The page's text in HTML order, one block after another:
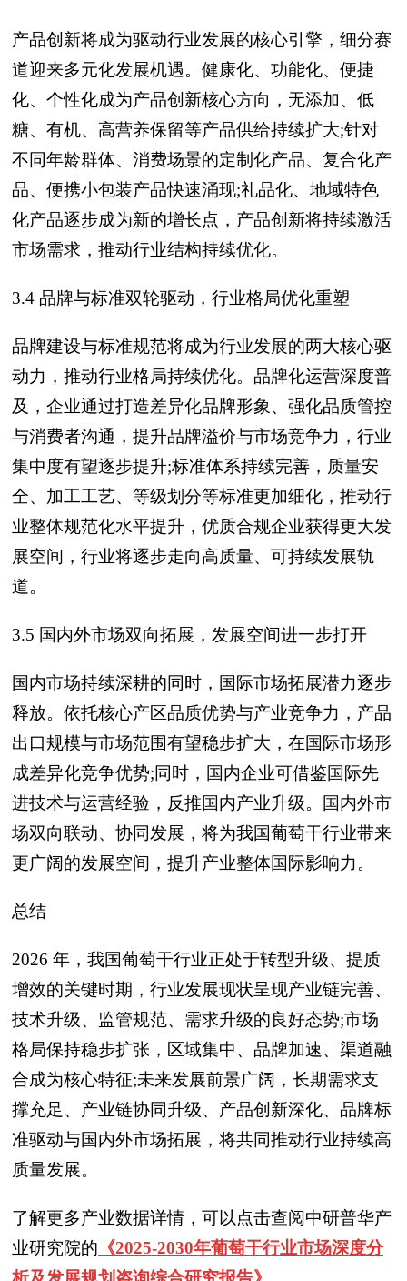
产品创新将成为驱动行业发展的核心引擎，细分赛
道迎来多元化发展机遇。健康化、功能化、便捷
化、个性化成为产品创新核心方向，无添加、低
糖、有机、高营养保留等产品供给持续扩大;针对
不同年龄群体、消费场景的定制化产品、复合化产
品、便携小包装产品快速涌现;礼品化、地域特色
化产品逐步成为新的增长点，产品创新将持续激活
市场需求，推动行业结构持续优化。
3.4 品牌与标准双轮驱动，行业格局优化重塑
品牌建设与标准规范将成为行业发展的两大核心驱
动力，推动行业格局持续优化。品牌化运营深度普
及，企业通过打造差异化品牌形象、强化品质管控
与消费者沟通，提升品牌溢价与市场竞争力，行业
集中度有望逐步提升;标准体系持续完善，质量安
全、加工工艺、等级划分等标准更加细化，推动行
业整体规范化水平提升，优质合规企业获得更大发
展空间，行业将逐步走向高质量、可持续发展轨
道。
3.5 国内外市场双向拓展，发展空间进一步打开
国内市场持续深耕的同时，国际市场拓展潜力逐步
释放。依托核心产区品质优势与产业竞争力，产品
出口规模与市场范围有望稳步扩大，在国际市场形
成差异化竞争优势;同时，国内企业可借鉴国际先
进技术与运营经验，反推国内产业升级。国内外市
场双向联动、协同发展，将为我国葡萄干行业带来
更广阔的发展空间，提升产业整体国际影响力。
总结
2026 年，我国葡萄干行业正处于转型升级、提质
增效的关键时期，行业发展现状呈现产业链完善、
技术升级、监管规范、需求升级的良好态势;市场
格局保持稳步扩张，区域集中、品牌加速、渠道融
合成为核心特征;未来发展前景广阔，长期需求支
撑充足、产业链协同升级、产品创新深化、品牌标
准驱动与国内外市场拓展，将共同推动行业持续高
质量发展。
了解更多产业数据详情，可以点击查阅中研普华产
业研究院的 《2025-2030年葡萄干行业市场深度分